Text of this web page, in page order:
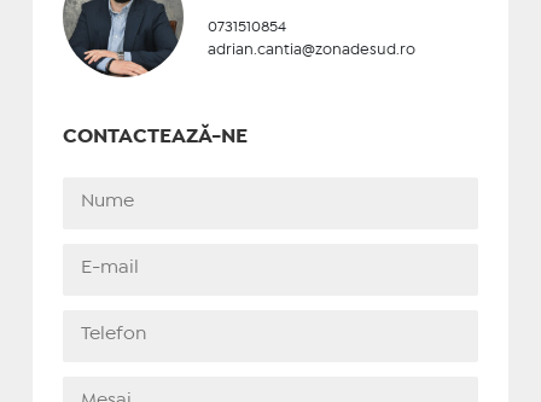
0731510854
adrian.cantia@zonadesud.ro
CONTACTEAZĂ-NE